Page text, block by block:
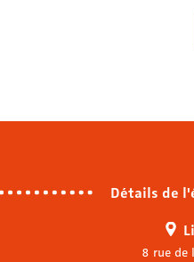
Détails de
8 rue de